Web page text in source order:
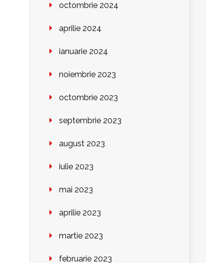
octombrie 2024
aprilie 2024
ianuarie 2024
noiembrie 2023
octombrie 2023
septembrie 2023
august 2023
iulie 2023
mai 2023
aprilie 2023
martie 2023
februarie 2023